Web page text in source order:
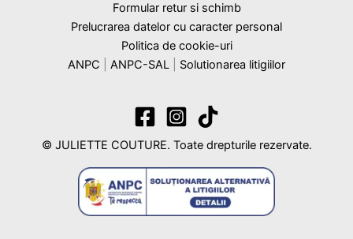
Formular retur si schimb
Prelucrarea datelor cu caracter personal
Politica de cookie-uri
ANPC
ANPC-SAL Solutionarea litigiilor
© JULIETTE COUTURE. Toate drepturile rezervate.